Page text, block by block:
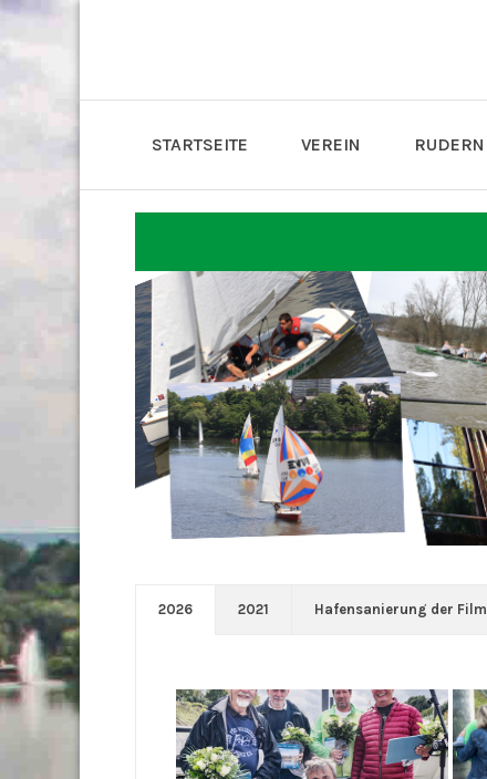
STARTSEITE VEREIN RUDERN
2026 2021 Hafensanierung der Film